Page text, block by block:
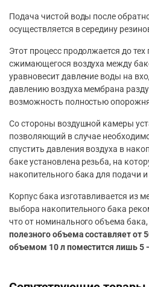
Подача чистой воды после
осуществляется в середину
Этот процесс продолжается до
сжимающегося воздуха между
уравновесит давление воды на
давлению воздуха мембрана
возможность полностью
Со стороны воздушной камеры
позволяющий в случае
спустить давления воздуха в
баке установлена резьба, на
накопительного бака для подачи
Корпус бака изготавливается из
выбора накопительного бака
что от номинального объема
полезного объема составляет от
объемом 10 л поместится лишь 5